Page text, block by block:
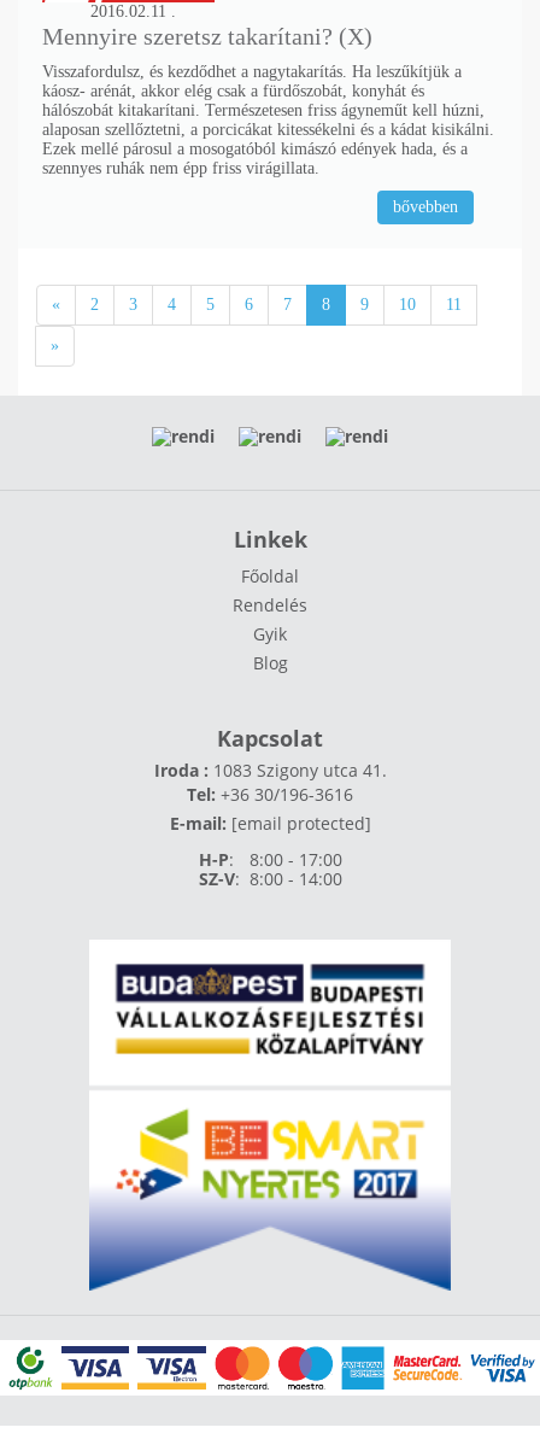
2016.02.11 .
Mennyire sze­retsz ta­ka­rí­tani? (X)
Visszafordulsz, és kezdődhet a nagytakarítás. Ha leszűkítjük a
káosz- arénát, akkor elég csak a fürdőszobát, konyhát és
hálószobát kitakarítani. Természetesen friss ágyneműt kell húzni,
alaposan szellőztetni, a porcicákat kitessékelni és a kádat kisikálni.
Ezek mellé párosul a mosogatóból kimászó edények hada, és a
szennyes ruhák nem épp friss virágillata.
bővebben
« 2 3 4 5 6 7 8 9 10 11
»
Linkek
Főoldal
Rendelés
Gyik
Blog
Kapcsolat
Iroda : 1083 Szigony utca 41.
Tel: +36 30/196-3616
E-mail: [email protected]
H-P:
8:00 - 17:00
SZ-V: 8:00 - 14:00